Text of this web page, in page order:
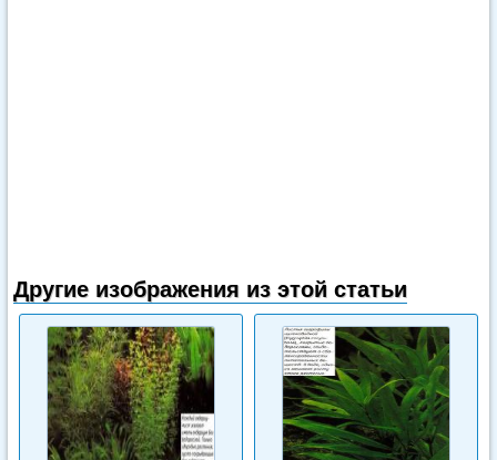
Другие изображения из этой статьи